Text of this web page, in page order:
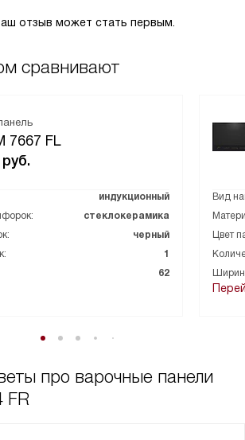
отзыв может стать первым.
сравнивают
7667 FL
руб.
индукционный
стеклокерамика
черный
1
62
Вид
Цвет
про варочные панели
FR